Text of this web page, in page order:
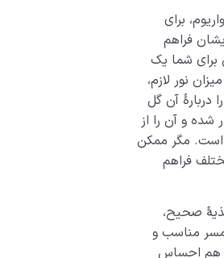
برای
فراهم
برای شما یک
نور لازم،
دربارۀ آن گل
شده و آن را از
است. مگر ممکن
فراهم
صحیح،
مناسب و
هم احساس